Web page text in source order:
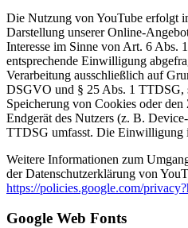
Die Nutzung von YouTube erfolgt
Darstellung unserer Online-
Interesse im Sinne von Art. 6 Abs.
entsprechende Einwilligung
Verarbeitung ausschließlich auf
DSGVO und § 25 Abs. 1
Speicherung von Cookies oder
Endgerät des Nutzers (z. B.
TTDSG umfasst. Die Einwilligung
Weitere Informationen zum
der Datenschutzerklärung von
https://policies.google.com/
Google Web Fonts